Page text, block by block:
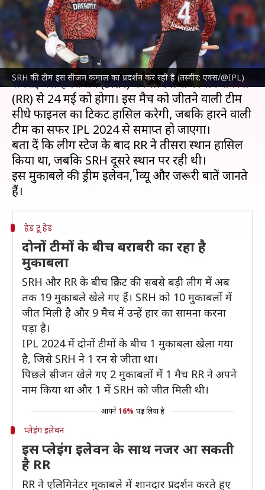
SRH की टीम इस सीजन कमाल का प्रदर्शन कर रही है (तस्वीर: एक्स/@IPL)
आदर्श कुमार May 23, 2024 12:19 pm
क्या है खबर?
इंडियन प्रीमियर लीग(IPL) 2024 के क्वालीफायर-2 में
सनराइजर्स हैदराबाद(SRH) का सामना राजस्थान रॉयल्स
(RR) से 24 मई को होगा। इस मैच को जीतने वाली टीम
सीधे फाइनल का टिकट हासिल करेगी, जबकि हारने वाली
टीम का सफर IPL 2024 से समाप्त हो जाएगा।
बता दें कि लीग स्टेज के बाद RR ने तीसरा स्थान हासिल
किया था, जबकि SRH दूसरे स्थान पर रही थी।
इस मुकाबले की ड्रीम इलेवन, प्रीव्यू और जरूरी बातें जानते
हेड टू हेड
दोनों टीमों के बीच बराबरी का रहा है
मुकाबला
SRH और RR के बीच क्रिकेट की सबसे बड़ी लीग में अब
तक 19 मुकाबले खेले गए हैं। SRH को 10 मुकाबलों में
जीत मिली है और 9 मैच में उन्हें हार का सामना करना
पड़ा है।
IPL 2024 में दोनों टीमों के बीच 1 मुकाबला खेला गया
है, जिसे SRH ने 1 रन से जीता था।
पिछले सीजन खेले गए 2 मुकाबलों में 1 मैच RR ने अपने
नाम किया था और 1 में SRH को जीत मिली थी।
आपने 16% पढ़ लिया है
प्लेइंग इलेवन
इस प्लेइंग इलेवन के साथ नजर आ सकती
है RR
RR ने एलिमिनेटर मुकाबले में शानदार प्रदर्शन करते हुए